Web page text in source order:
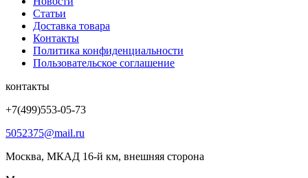
Статьи
Доставка товара
Контакты
Политика конфиденциальности
Пользовательское соглашение
контакты
+7(499)553-05-73
5052375@mail.ru
Москва, МКАД 16-й км, внешняя сторона